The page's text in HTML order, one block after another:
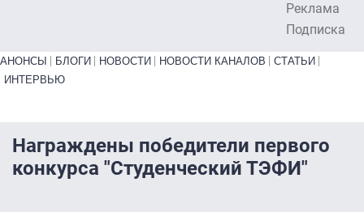
Реклама
Подписка
Primary links bottom
АНОНСЫ БЛОГИ НОВОСТИ НОВОСТИ КАНАЛОВ
СТАТЬИ
ИНТЕРВЬЮ
Награждены победители первого
конкурса "Студенческий ТЭФИ"